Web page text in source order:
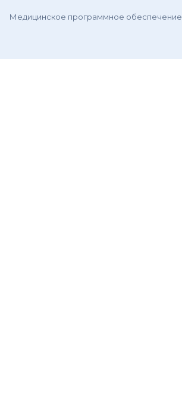
Медицинское программное обеспечение